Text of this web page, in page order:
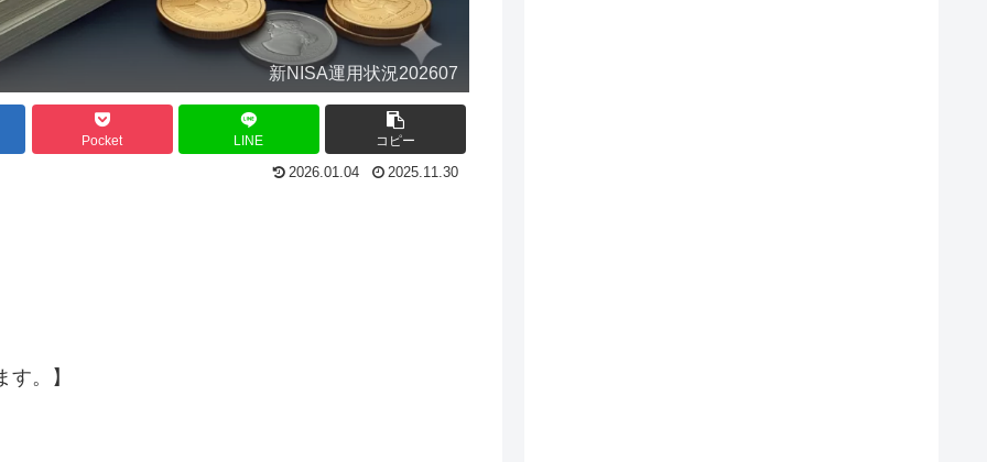
新NISA運用状況202607
Pocket LINE コピー
2026.01.04 2025.11.30
。】